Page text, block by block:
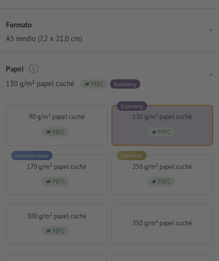
Formato
A5 medio (7,2 x 21,0 cm)
Papel
130 g/m² papel cuché
PEFC Economy
90 g/m² papel cuché
PEFC
130 g/m² papel cuché
PEFC
Economy
170 g/m² papel cuché
PEFC
recomendado
250 g/m² papel cuché
PEFC
premium
300 g/m² papel cuché
PEFC
350 g/m² papel cuché